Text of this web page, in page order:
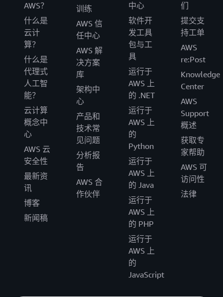
AWS？
什么是
云计
算？
什么是
代理式
人工智
能？
云计算
概念中
心
AWS 云
安全性
最新资
讯
博客
新闻稿
训练
AWS 信
任中心
AWS 解
决方案
库
架构中
心
产品和
技术常
见问题
分析报
告
AWS 合
作伙伴
中心
软件开
发工具
包与工
具
运行于
AWS 上
的 .NET
运行于
AWS 上
的
Python
运行于
AWS 上
的 Java
运行于
AWS 上
的 PHP
运行于
AWS 上
的
JavaScript
们
提交支
持工单
AWS
re:Post
Knowledge
Center
AWS
Support
概述
获取专
家帮助
AWS 可
访问性
法律